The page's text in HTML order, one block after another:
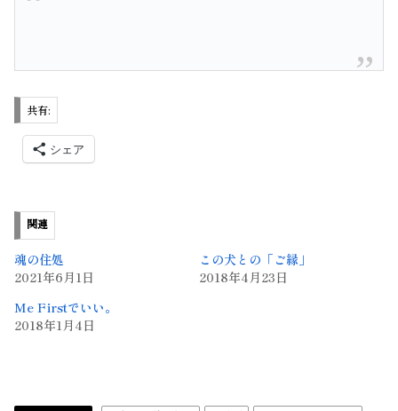
共有:
シェア
関連
魂の住処
2021年6月1日
この犬との「ご縁」
2018年4月23日
Me Firstでいい。
2018年1月4日